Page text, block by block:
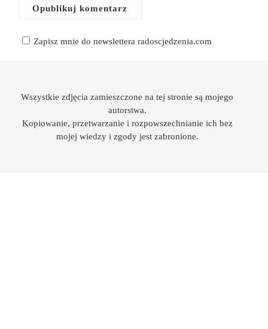
Zapisz mnie do newslettera radoscjedzenia.com
Wszystkie zdjęcia zamieszczone na tej stronie są mojego
autorstwa.
Kopiowanie, przetwarzanie i rozpowszechnianie ich bez
mojej wiedzy i zgody jest zabronione.